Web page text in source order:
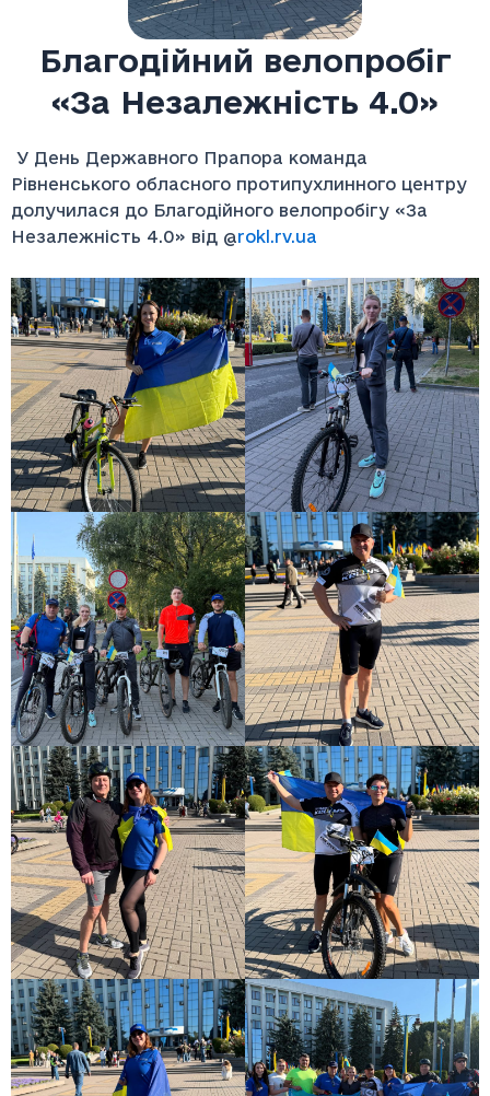
Благодійний велопробіг
«За Незалежність 4.0»
У День Державного Прапора команда
Рівненського обласного протипухлинного центру
долучилася до Благодійного велопробігу «За
Незалежність 4.0» від @rokl.rv.ua